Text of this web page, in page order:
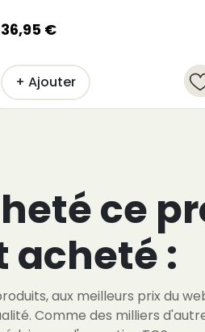
36,95 €
+ Ajouter
ce
acheté :
aux meilleurs prix du
Comme des milliers